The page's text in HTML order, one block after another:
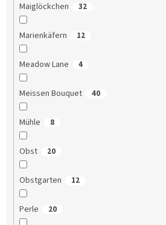
Maiglöckchen 32
Marienkäfern 12
Meadow Lane 4
Meissen Bouquet 40
Mühle 8
Obst 20
Obstgarten 12
Perle 20